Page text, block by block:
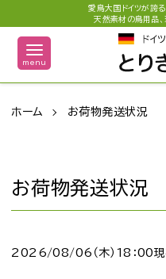
愛鳥大国ドイツが誇る
天然素材の鳥用品
menu
ホーム お荷物発送状況
お荷物発送状況
2026/08/06（木）18：00現